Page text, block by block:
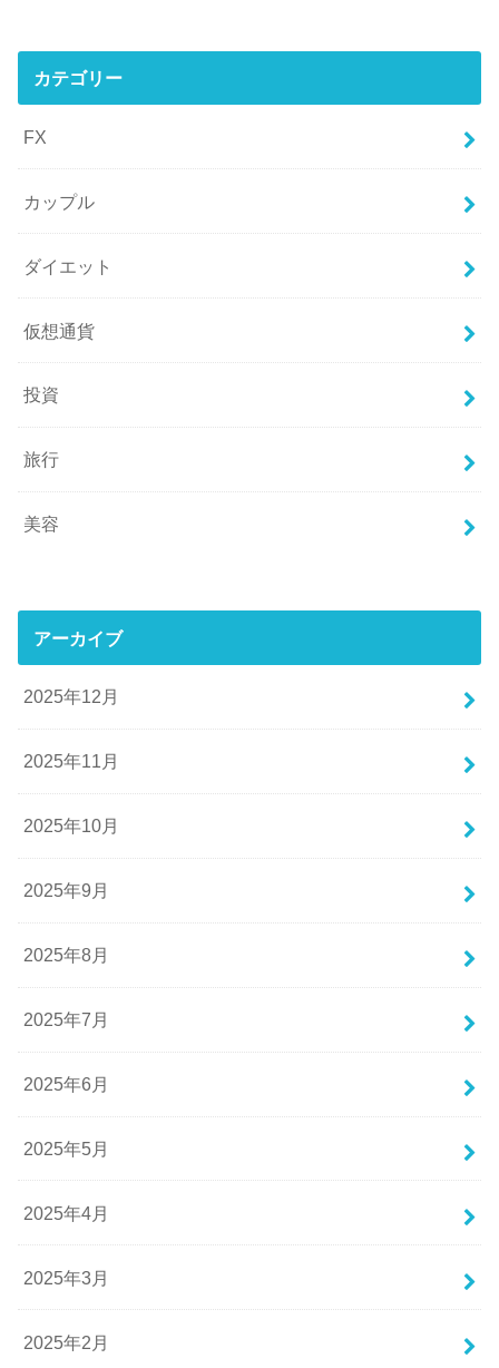
カテゴリー
FX
カップル
ダイエット
仮想通貨
投資
旅行
美容
アーカイブ
2025年12月
2025年11月
2025年10月
2025年9月
2025年8月
2025年7月
2025年6月
2025年5月
2025年4月
2025年3月
2025年2月